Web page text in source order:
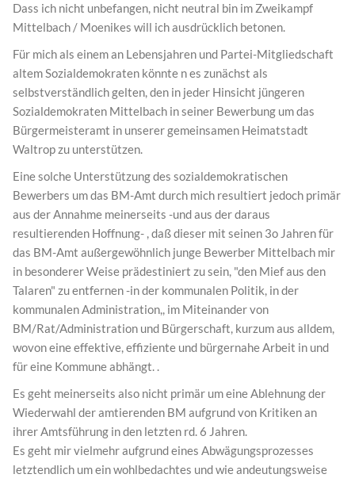
Dass ich nicht unbefangen, nicht neutral bin im Zweikampf
Mittelbach / Moenikes will ich ausdrücklich betonen.
Für mich als einem an Lebensjahren und Partei-Mitgliedschaft
altem Sozialdemokraten könnte n es zunächst als
selbstverständlich gelten, den in jeder Hinsicht jüngeren
Sozialdemokraten Mittelbach in seiner Bewerbung um das
Bürgermeisteramt in unserer gemeinsamen Heimatstadt
Waltrop zu unterstützen.
Eine solche Unterstützung des sozialdemokratischen
Bewerbers um das BM-Amt durch mich resultiert jedoch primär
aus der Annahme meinerseits -und aus der daraus
resultierenden Hoffnung- , daß dieser mit seinen 3o Jahren für
das BM-Amt außergewöhnlich junge Bewerber Mittelbach mir
in besonderer Weise prädestiniert zu sein, "den Mief aus den
Talaren" zu entfernen -in der kommunalen Politik, in der
kommunalen Administration,, im Miteinander von
BM/Rat/Administration und Bürgerschaft, kurzum aus alldem,
wovon eine effektive, effiziente und bürgernahe Arbeit in und
für eine Kommune abhängt. .
Es geht meinerseits also nicht primär um eine Ablehnung der
Wiederwahl der amtierenden BM aufgrund von Kritiken an
ihrer Amtsführung in den letzten rd. 6 Jahren.
Es geht mir vielmehr aufgrund eines Abwägungsprozesses
letztendlich um ein wohlbedachtes und wie andeutungsweise